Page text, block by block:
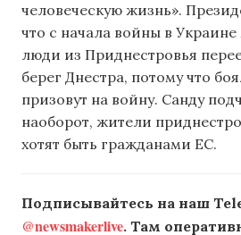
человеческую жизнь».
что с начала войны в
люди из Приднестровья
берег Днестра, потому что
призовут на войну. Санду
наоборот, жители
хотят быть гражданами ЕС.
Подписывайтесь на наш
@newsmakerlive. Там